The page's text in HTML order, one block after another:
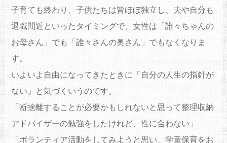
子育ても終わり、子供たちは皆ほぼ独立し、 夫や自分も
退職間近といったタイミングで、女性は「誰々ちゃんの
お母さん」でも「誰々さんの奥さん」でもなくなりま
す。
いよいよ自由になってきたときに「自分の人生の指針が
ない」と気づくいうのです。
「断捨離することが必要かもしれないと思って整理収納
アドバイザーの勉強をしたけれど、性に合わない」
「ボランティア活動をしてみようと思い、 学童保育をお